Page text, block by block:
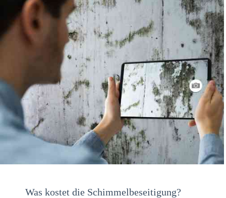
Was kostet die Schimmelbeseitigung?